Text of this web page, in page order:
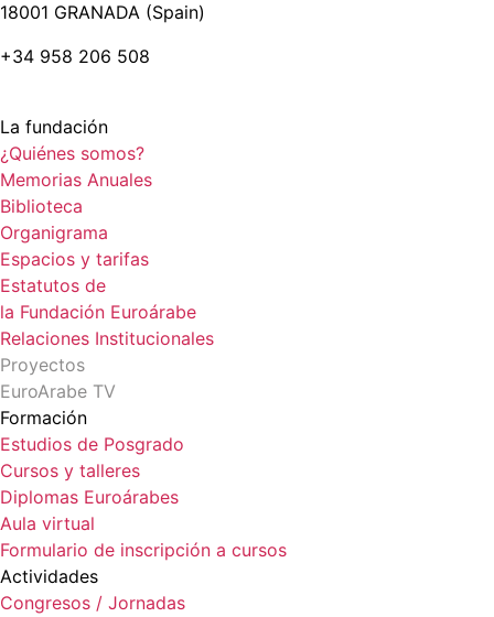
18001 GRANADA (Spain)
+34 958 206 508
La fundación
¿Quiénes somos?
Memorias Anuales
Biblioteca
Organigrama
Espacios y tarifas
Estatutos de
la Fundación Euroárabe
Relaciones Institucionales
Proyectos
EuroArabe TV
Formación
Estudios de Posgrado
Cursos y talleres
Diplomas Euroárabes
Aula virtual
Formulario de inscripción a cursos
Actividades
Congresos / Jornadas